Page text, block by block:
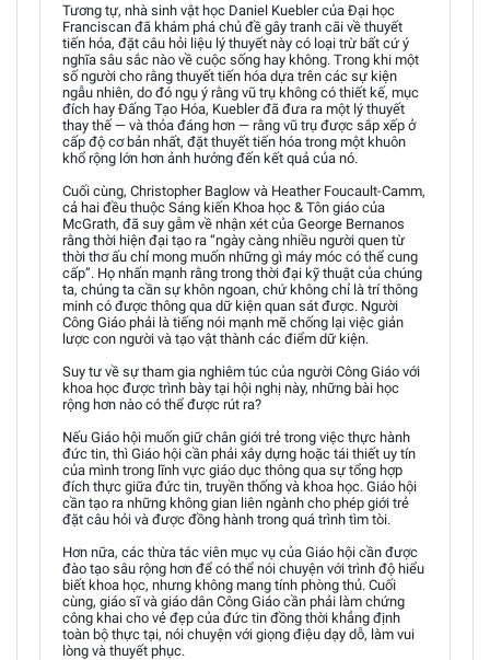
Tương tự, nhà sinh vật học Daniel Kuebler của Đại học
Franciscan đã khám phá chủ đề gây tranh cãi về thuyết
tiến hóa, đặt câu hỏi liệu lý thuyết này có loại trừ bất cứ ý
nghĩa sâu sắc nào về cuộc sống hay không. Trong khi một
số người cho rằng thuyết tiến hóa dựa trên các sự kiện
ngẫu nhiên, do đó ngụ ý rằng vũ trụ không có thiết kế, mục
đích hay Đấng Tạo Hóa, Kuebler đã đưa ra một lý thuyết
thay thế — và thỏa đáng hơn — rằng vũ trụ được sắp xếp ở
cấp độ cơ bản nhất, đặt thuyết tiến hóa trong một khuôn
khổ rộng lớn hơn ảnh hưởng đến kết quả của nó.
Cuối cùng, Christopher Baglow và Heather Foucault-Camm,
cả hai đều thuộc Sáng kiến Khoa học & Tôn giáo của
McGrath, đã suy gẫm về nhận xét của George Bernanos
rằng thời hiện đại tạo ra “ngày càng nhiều người quen từ
thời thơ ấu chỉ mong muốn những gì máy móc có thể cung
cấp”. Họ nhấn mạnh rằng trong thời đại kỹ thuật của chúng
ta, chúng ta cần sự khôn ngoan, chứ không chỉ là trí thông
minh có được thông qua dữ kiện quan sát được. Người
Công Giáo phải là tiếng nói mạnh mẽ chống lại việc giản
lược con người và tạo vật thành các điểm dữ kiện.
Suy tư về sự tham gia nghiêm túc của người Công Giáo với
khoa học được trình bày tại hội nghị này, những bài học
rộng hơn nào có thể được rút ra?
Nếu Giáo hội muốn giữ chân giới trẻ trong việc thực hành
đức tin, thì Giáo hội cần phải xây dựng hoặc tái thiết uy tín
của mình trong lĩnh vực giáo dục thông qua sự tổng hợp
đích thực giữa đức tin, truyền thống và khoa học. Giáo hội
cần tạo ra những không gian liên ngành cho phép giới trẻ
đặt câu hỏi và được đồng hành trong quá trình tìm tòi.
Hơn nữa, các thừa tác viên mục vụ của Giáo hội cần được
đào tạo sâu rộng hơn để có thể nói chuyện với trình độ hiểu
biết khoa học, nhưng không mang tính phòng thủ. Cuối
cùng, giáo sĩ và giáo dân Công Giáo cần phải làm chứng
công khai cho vẻ đẹp của đức tin đồng thời khẳng định
toàn bộ thực tại, nói chuyện với giọng điệu dạy dỗ, làm vui
lòng và thuyết phục.